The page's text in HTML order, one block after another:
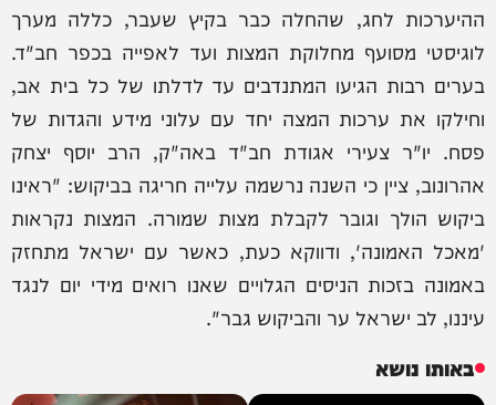
ההיערכות לחג, שהחלה כבר בקיץ שעבר, כללה מערך
לוגיסטי מסועף מחלוקת המצות ועד לאפייה בכפר חב"ד.
בערים רבות הגיעו המתנדבים עד לדלתו של כל בית אב,
וחילקו את ערכות המצה יחד עם עלוני מידע והגדות של
פסח. יו"ר צעירי אגודת חב"ד באה"ק, הרב יוסף יצחק
אהרונוב, ציין כי השנה נרשמה עלייה חריגה בביקוש: "ראינו
ביקוש הולך וגובר לקבלת מצות שמורה. המצות נקראות
'מאכל האמונה', ודווקא כעת, כאשר עם ישראל מתחזק
באמונה בזכות הניסים הגלויים שאנו רואים מידי יום לנגד
עיננו, לב ישראל ער והביקוש גבר".
באותו נושא